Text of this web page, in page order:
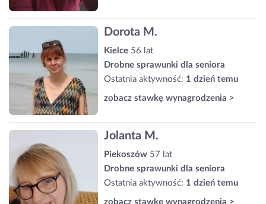
Dorota M.
Kielce 56 lat
Drobne sprawunki dla seniora
Ostatnia aktywność: 1 dzień temu
zobacz stawkę wynagrodzenia >
Jolanta M.
Piekoszów 57 lat
Drobne sprawunki dla seniora
Ostatnia aktywność: 1 dzień temu
zobacz stawkę wynagrodzenia >